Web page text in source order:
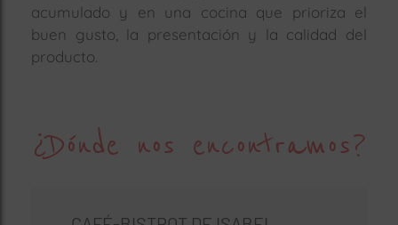
acumulado y en una cocina que prioriza el
buen gusto, la presentación y la calidad del
producto.
¿Dónde nos encontramos?